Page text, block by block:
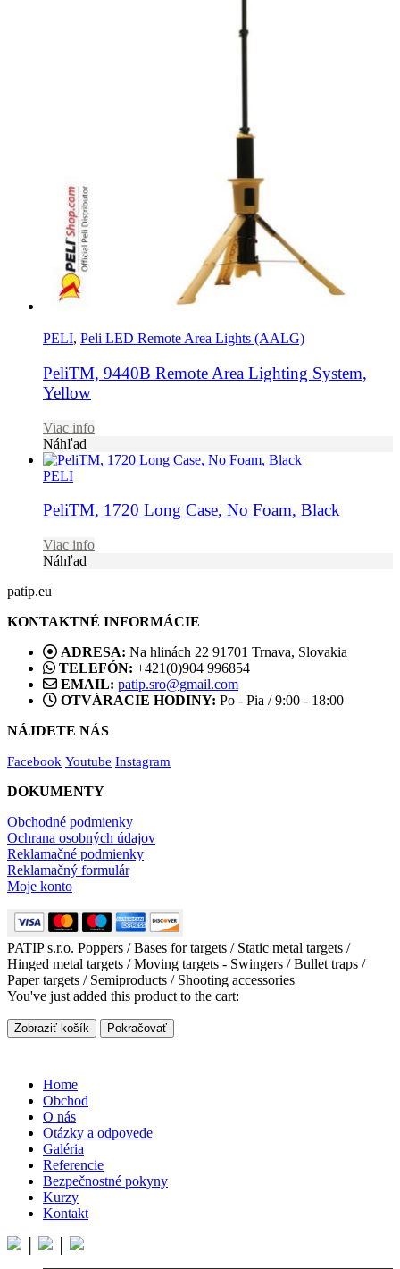
PELI, Peli LED Remote Area Lights (AALG)
PeliTM, 9440B Remote Area Lighting System,
Yellow
Viac info
Náhľad
PELI
PeliTM, 1720 Long Case, No Foam, Black
Viac info
Náhľad
patip.eu
KONTAKTNÉ INFORMÁCIE
ADRESA: Na hlinách 22 91701 Trnava, Slovakia
TELEFÓN: +421(0)904 996854
EMAIL: patip.sro@gmail.com
OTVÁRACIE HODINY: Po - Pia / 9:00 - 18:00
NÁJDETE NÁS
Facebook Youtube Instagram
DOKUMENTY
Obchodné podmienky
Ochrana osobných údajov
Reklamačné podmienky
Reklamačný formulár
Moje konto
PATIP s.r.o. Poppers / Bases for targets / Static metal targets /
Hinged metal targets / Moving targets - Swingers / Bullet traps /
Paper targets / Semiproducts / Shooting accessories
You've just added this product to the cart:
Zobraziť košík Pokračovať
Home
Obchod
O nás
Otázky a odpovede
Galéria
Referencie
Bezpečnostné pokyny
Kurzy
Kontakt